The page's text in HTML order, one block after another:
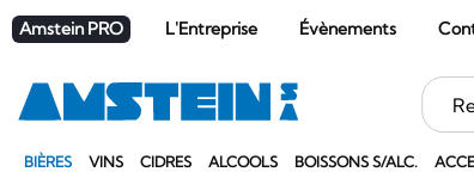
Amstein PRO L'Entreprise Évènements
BIÈRES VINS CIDRES ALCOOLS BOISSONS S/ALC.
Mots
clés